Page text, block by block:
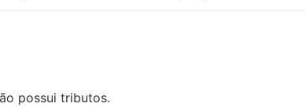
possui tributos.